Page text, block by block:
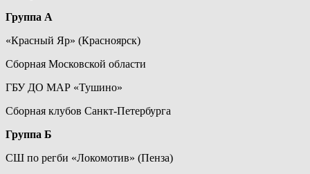
Группа А
«Красный Яр» (Красноярск)
Сборная Московской области
ГБУ ДО МАР «Тушино»
Сборная клубов Санкт-Петербурга
Группа Б
СШ по регби «Локомотив» (Пенза)